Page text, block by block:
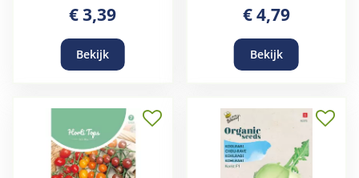
€3,39
Bekijk
€4,79
Bekijk